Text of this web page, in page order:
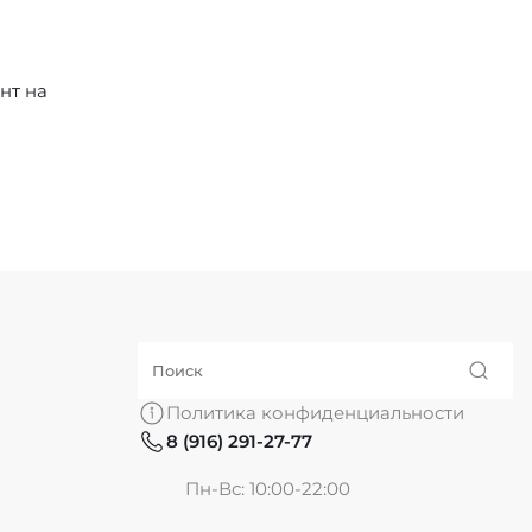
на
Политика конфиденциальности
8 (916) 291-27-77
Пн-Вс: 10:00-22:00